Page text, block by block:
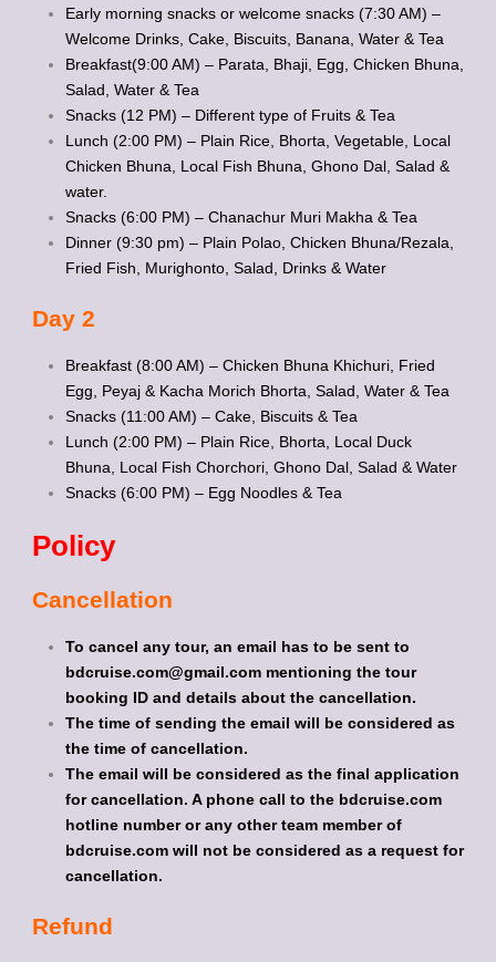
Early morning snacks or welcome snacks (7:30 AM) –
Welcome Drinks, Cake, Biscuits, Banana, Water & Tea
Breakfast(9:00 AM) – Parata, Bhaji, Egg, Chicken Bhuna,
Salad, Water & Tea
Snacks (12 PM) – Different type of Fruits & Tea
Lunch (2:00 PM) – Plain Rice, Bhorta, Vegetable, Local
Chicken Bhuna, Local Fish Bhuna, Ghono Dal, Salad &
water.
Snacks (6:00 PM) – Chanachur Muri Makha & Tea
Dinner (9:30 pm) – Plain Polao, Chicken Bhuna/Rezala,
Fried Fish, Murighonto, Salad, Drinks & Water
Day 2
Breakfast (8:00 AM) – Chicken Bhuna Khichuri, Fried
Egg, Peyaj & Kacha Morich Bhorta, Salad, Water & Tea
Snacks (11:00 AM) – Cake, Biscuits & Tea
Lunch (2:00 PM) – Plain Rice, Bhorta, Local Duck
Bhuna, Local Fish Chorchori, Ghono Dal, Salad & Water
Snacks (6:00 PM) – Egg Noodles & Tea
Policy
Cancellation
To cancel any tour, an email has to be sent to
bdcruise.com@gmail.com mentioning the tour
booking ID and details about the cancellation.
The time of sending the email will be considered as
the time of cancellation.
The email will be considered as the final application
for cancellation. A phone call to the bdcruise.com
hotline number or any other team member of
bdcruise.com will not be considered as a request for
cancellation.
Refund